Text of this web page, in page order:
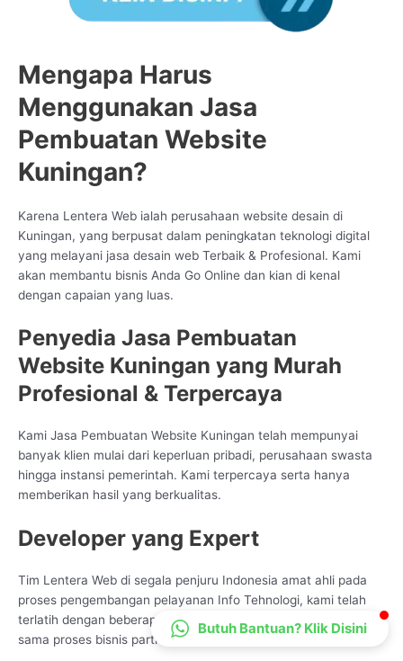
Mengapa Harus
Menggunakan Jasa
Pembuatan Website
Kuningan?
Karena Lentera Web ialah perusahaan website desain di
Kuningan, yang berpusat dalam peningkatan teknologi digital
yang melayani jasa desain web Terbaik & Profesional. Kami
akan membantu bisnis Anda Go Online dan kian di kenal
dengan capaian yang luas.
Penyedia Jasa Pembuatan
Website Kuningan yang Murah
Profesional & Terpercaya
Kami Jasa Pembuatan Website Kuningan telah mempunyai
banyak klien mulai dari keperluan pribadi, perusahaan swasta
hingga instansi pemerintah. Kami terpercaya serta hanya
memberikan hasil yang berkualitas.
Developer yang Expert
Tim Lentera Web di segala penjuru Indonesia amat ahli pada
proses pengembangan pelayanan Info Tehnologi, kami telah
terlatih dengan beberapa ragam mode pengembangan sesuai
sama proses bisnis partner
CS Lenteraweb
Online
Butuh Bantuan? Klik Disini